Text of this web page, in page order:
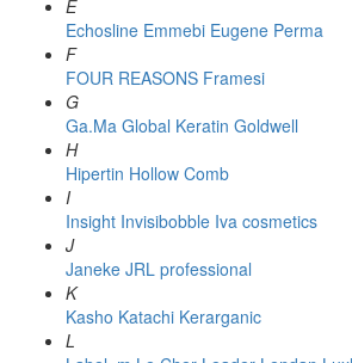
E
Echosline Emmebi Eugene Perma
F
FOUR REASONS Framesi
G
Ga.Ma Global Keratin Goldwell
H
Hipertin Hollow Comb
I
Insight Invisibobble Iva cosmetics
J
Janeke JRL professional
K
Kasho Katachi Kerarganic
L